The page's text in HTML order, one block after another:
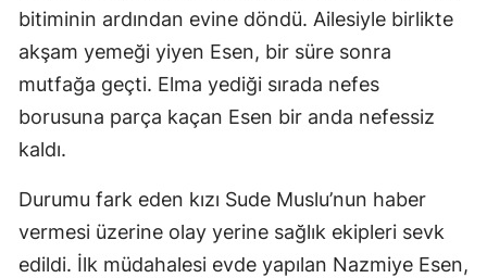
bitiminin ardından evine döndü. Ailesiyle birlikte
akşam yemeği yiyen Esen, bir süre sonra
mutfağa geçti. Elma yediği sırada nefes
borusuna parça kaçan Esen bir anda nefessiz
kaldı.
Durumu fark eden kızı Sude Muslu’nun haber
vermesi üzerine olay yerine sağlık ekipleri sevk
edildi. İlk müdahalesi evde yapılan Nazmiye Esen,